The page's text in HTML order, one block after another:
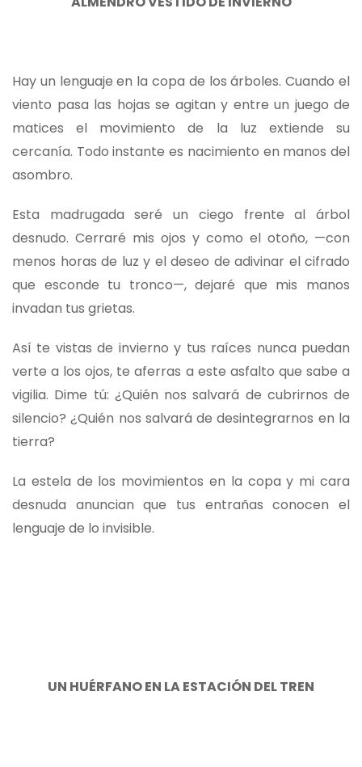
Hay un lenguaje en la copa de los árboles. Cuando el
viento pasa las hojas se agitan y entre un juego de
matices el movimiento de la luz extiende su
cercanía. Todo instante es nacimiento en manos del
asombro.
Esta madrugada seré un ciego frente al árbol
desnudo. Cerraré mis ojos y como el otoño, —con
menos horas de luz y el deseo de adivinar el cifrado
que esconde tu tronco—, dejaré que mis manos
invadan tus grietas.
Así te vistas de invierno y tus raíces nunca puedan
verte a los ojos, te aferras a este asfalto que sabe a
vigilia. Dime tú: ¿Quién nos salvará de cubrirnos de
silencio? ¿Quién nos salvará de desintegrarnos en la
tierra?
La estela de los movimientos en la copa y mi cara
desnuda anuncian que tus entrañas conocen el
lenguaje de lo invisible.
UN HUÉRFANO EN LA ESTACIÓN DEL TREN